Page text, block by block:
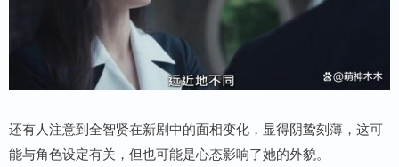
还有人注意到全智贤在新剧中的面相变化，显得阴鸷刻薄，这可
能与角色设定有关，但也可能是心态影响了她的外貌。